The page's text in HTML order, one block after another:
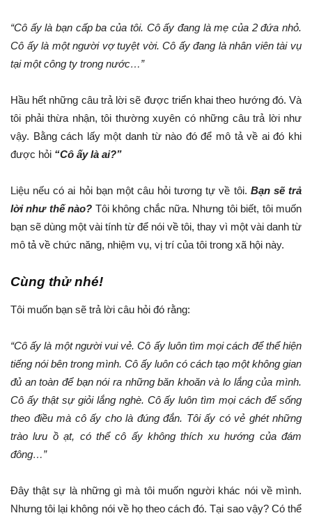
“Cô ấy là bạn cấp ba của tôi. Cô ấy đang là mẹ của 2 đứa nhỏ.
Cô ấy là một người vợ tuyệt vời. Cô ấy đang là nhân viên tài vụ
tại một công ty trong nước…”
Hầu hết những câu trả lời sẽ được triển khai theo hướng đó. Và
tôi phải thừa nhận, tôi thường xuyên có những câu trả lời như
vậy. Bằng cách lấy một danh từ nào đó để mô tả về ai đó khi
được hỏi “Cô ấy là ai?”
Liệu nếu có ai hỏi bạn một câu hỏi tương tự về tôi. Bạn sẽ trả
lời như thế nào? Tôi không chắc nữa. Nhưng tôi biết, tôi muốn
bạn sẽ dùng một vài tính từ để nói về tôi, thay vì một vài danh từ
mô tả về chức năng, nhiệm vụ, vị trí của tôi trong xã hội này.
Cùng thử nhé!
Tôi muốn bạn sẽ trả lời câu hỏi đó rằng:
“Cô ấy là một người vui vẻ. Cô ấy luôn tìm mọi cách để thể hiện
tiếng nói bên trong mình. Cô ấy luôn có cách tạo một không gian
đủ an toàn để bạn nói ra những băn khoăn và lo lắng của mình.
Cô ấy thật sự giỏi lắng nghè. Cô ấy luôn tìm mọi cách để sống
theo điều mà cô ấy cho là đúng đắn. Tôi ấy có vẻ ghét những
trào lưu ồ ạt, có thể cô ấy không thích xu hướng của đám
đông…”
Đây thật sự là những gì mà tôi muốn người khác nói về mình.
Nhưng tôi lại không nói về họ theo cách đó. Tại sao vậy? Có thể